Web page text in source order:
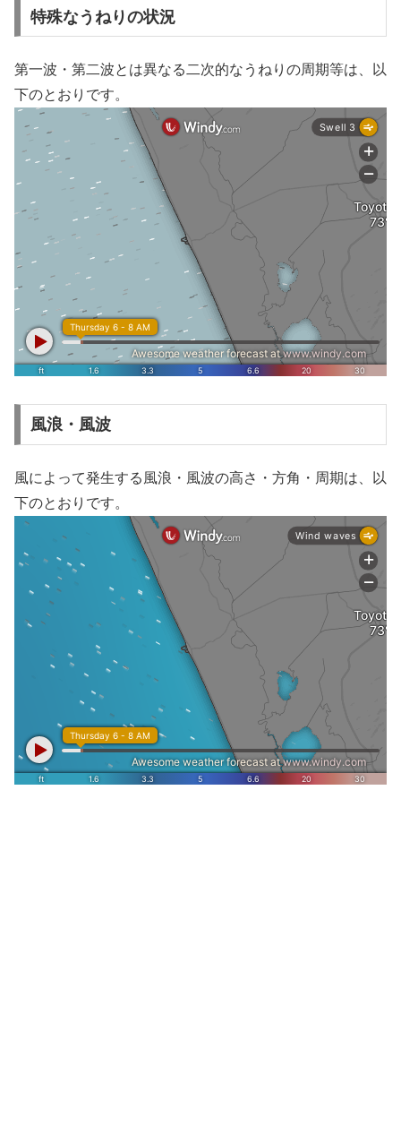
特殊なうねりの状況
第一波・第二波とは異なる二次的なうねりの周期等は、以
下のとおりです。
風浪・風波
風によって発生する風浪・風波の高さ・方角・周期は、以
下のとおりです。